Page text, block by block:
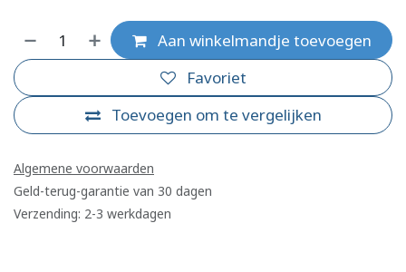
Aan winkelmandje toevoegen
Toevoegen om te vergelijken
Favoriet
Algemene voorwaarden
Geld-terug-garantie van 30 dagen
Verzending: 2-3 werkdagen